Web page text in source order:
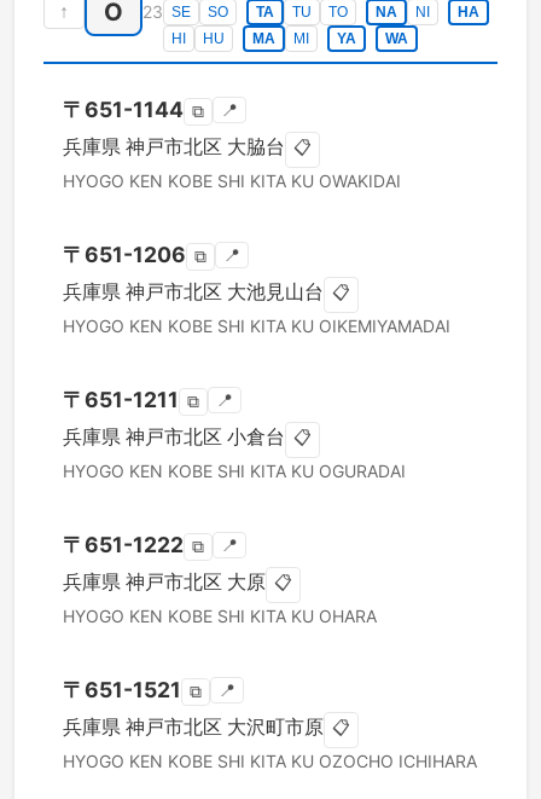
↑ O 23 SE
SO TA TU TO NA NI
HA
HI
HU MA MI YA WA
〒651-1144 ⧉ 📍
兵庫県 神戸市北区 大脇台 📋
HYOGO KEN KOBE SHI KITA KU OWAKIDAI
〒651-1206 ⧉ 📍
兵庫県 神戸市北区 大池見山台 📋
HYOGO KEN KOBE SHI KITA KU OIKEMIYAMADAI
〒651-1211 ⧉ 📍
兵庫県 神戸市北区 小倉台 📋
HYOGO KEN KOBE SHI KITA KU OGURADAI
〒651-1222 ⧉ 📍
兵庫県 神戸市北区 大原 📋
HYOGO KEN KOBE SHI KITA KU OHARA
〒651-1521 ⧉ 📍
兵庫県 神戸市北区 大沢町市原 📋
HYOGO KEN KOBE SHI KITA KU OZOCHO ICHIHARA